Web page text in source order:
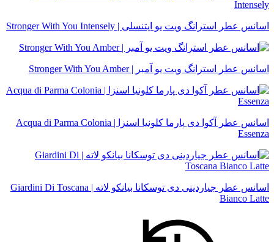
اسانس عطر استرانگ ویت یو ایتنسلی | Stronger With You Intensely
اسانس عطر استرانگ ویت یو آمبر | Stronger With You Amber
اسانس عطر آکوا دی پارما کلونیا اسنزا | Acqua di Parma Colonia
Essenza
اسانس عطر جیاردینی دی توسکانا بیانکو لاته | Giardini Di Toscana
Bianco Latte